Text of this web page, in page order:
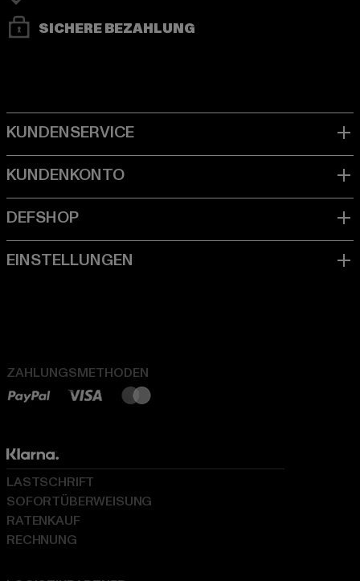
SICHERE BEZAHLUNG
ZAHLUNGSMETHODEN
LASTSCHRIFT
SOFORTÜBERWEISUNG
RATENKAUF
RECHNUNG